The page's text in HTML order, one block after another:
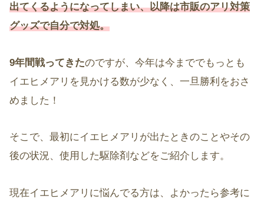
出てくるようになってしまい、以降は市販のアリ対策
グッズで自分で対処。
9年間戦ってきたのですが、今年は今まででもっとも
イエヒメアリを見かける数が少なく、一旦勝利をおさ
めました！
そこで、最初にイエヒメアリが出たときのことやその
後の状況、使用した駆除剤などをご紹介します。
現在イエヒメアリに悩んでる方は、よかったら参考に